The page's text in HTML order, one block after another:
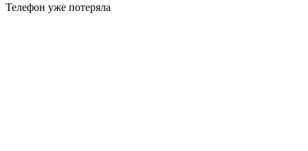
Телефон уже потеряла